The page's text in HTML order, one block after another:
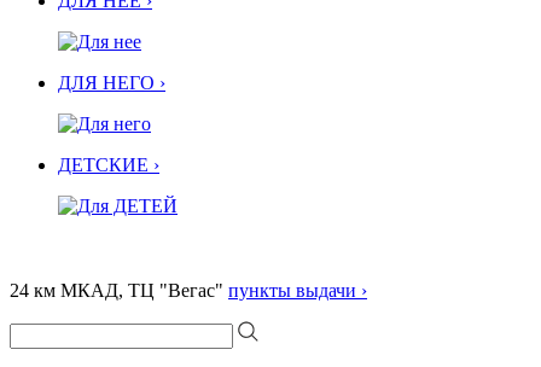
ДЛЯ НЕГО ›
ДЕТСКИЕ ›
24 км МКАД, ТЦ "Вегас" пункты выдачи ›